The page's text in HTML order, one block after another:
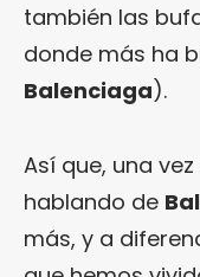
también las
donde más ha
Balenciaga).
Así que, una
hablando de
más, y a